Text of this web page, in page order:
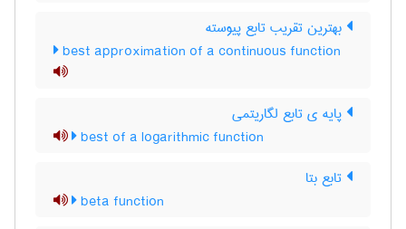
بهترین تقریب تابع پیوسته
best approximation of a continuous function
پایه ی تابع لگاریتمی
best of a logarithmic function
تابع بتا
beta function